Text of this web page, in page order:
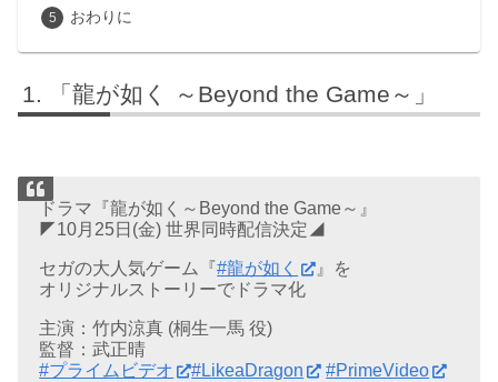
おわりに
「龍が如く ～Beyond the Game～」
ドラマ『龍が如く～Beyond the Game～』
◤10月25日(金) 世界同時配信決定◢
セガの大人気ゲーム『#龍が如く
』を
オリジナルストーリーでドラマ化
主演：竹内涼真 (桐生一馬 役)
監督：武正晴
#プライムビデオ
#LikeaDragon
#PrimeVideo